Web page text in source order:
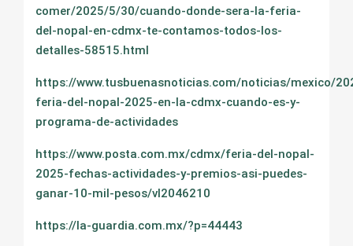
comer/2025/5/30/cuando-donde-sera-la-feria-
del-nopal-en-cdmx-te-contamos-todos-los-
detalles-58515.html
https://www.tusbuenasnoticias.com/noticias/mexico/
feria-del-nopal-2025-en-la-cdmx-cuando-es-y-
programa-de-actividades
https://www.posta.com.mx/cdmx/feria-del-nopal-
2025-fechas-actividades-y-premios-asi-puedes-
ganar-10-mil-pesos/vl2046210
https://la-guardia.com.mx/?p=44443